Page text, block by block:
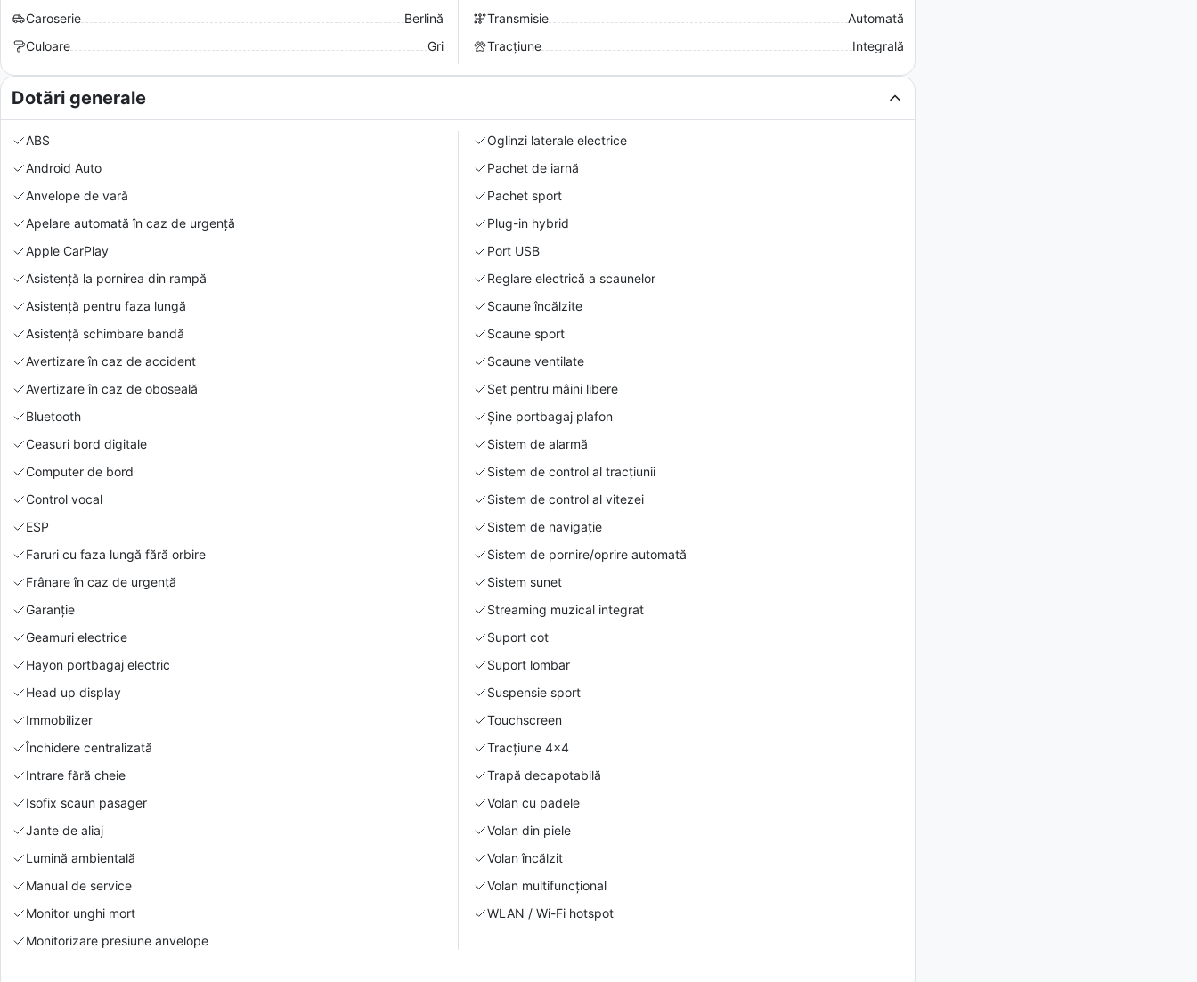
Caroserie
Berlină
Culoare
Gri
Transmisie
Automată
Tracțiune
Integrală
Dotări generale
ABS
Android Auto
Anvelope de vară
Apelare automată în caz de urgență
Apple CarPlay
Asistență la pornirea din rampă
Asistență pentru faza lungă
Asistență schimbare bandă
Avertizare în caz de accident
Avertizare în caz de oboseală
Bluetooth
Ceasuri bord digitale
Computer de bord
Control vocal
ESP
Faruri cu faza lungă fără orbire
Frânare în caz de urgență
Garanție
Geamuri electrice
Hayon portbagaj electric
Head up display
Immobilizer
Închidere centralizată
Intrare fără cheie
Isofix scaun pasager
Jante de aliaj
Lumină ambientală
Manual de service
Monitor unghi mort
Monitorizare presiune anvelope
Oglinzi laterale electrice
Pachet de iarnă
Pachet sport
Plug-in hybrid
Port USB
Reglare electrică a scaunelor
Scaune încălzite
Scaune sport
Scaune ventilate
Set pentru mâini libere
Şine portbagaj plafon
Sistem de alarmă
Sistem de control al tracțiunii
Sistem de control al vitezei
Sistem de navigație
Sistem de pornire/oprire automată
Sistem sunet
Streaming muzical integrat
Suport cot
Suport lombar
Suspensie sport
Touchscreen
Tracțiune 4x4
Trapă decapotabilă
Volan cu padele
Volan din piele
Volan încălzit
Volan multifuncțional
WLAN / Wi-Fi hotspot